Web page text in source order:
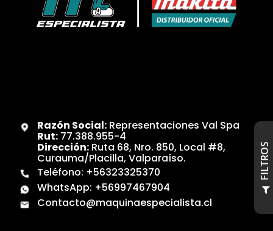
Razón Social:Representaciones Val Spa
Rut:77.388.955-4
Dirección:Ruta 68, Nro. 850, Local #8,
Curauma/Placilla, Valparaíso.
Teléfono: +56323325370
WhatsApp: +56997467904
Contacto@maquinaespecialista.cl
S